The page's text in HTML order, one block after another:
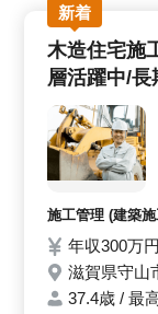
会保険や財形
期的な安定が
職場＞ 50代以
経験をしっか
といった専門
には現場研修
に取り組むこ
と柔軟な環境
を重視した働
のサポート体
新着
木造住宅施
層活躍中/長
施工管理 (建築
年収300万
滋賀県守山
37.4歳 / 最